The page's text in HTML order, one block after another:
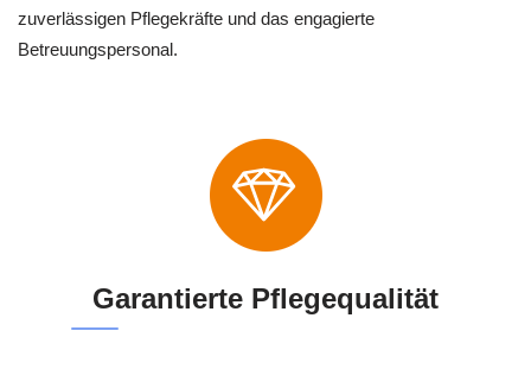
zuverlässigen Pflegekräfte und das engagierte
Betreuungspersonal.
Garantierte Pflegequalität